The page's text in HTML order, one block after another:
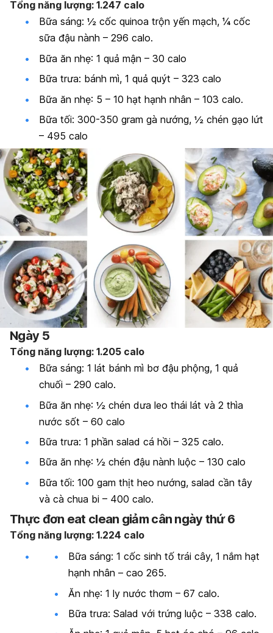
Tổng năng lượng: 1.247 calo
Bữa sáng: ½ cốc quinoa trộn yến mạch, ¼ cốc
sữa đậu nành – 296 calo.
Bữa ăn nhẹ: 1 quả mận – 30 calo
Bữa trưa: bánh mì, 1 quả quýt – 323 calo
Bữa ăn nhẹ: 5 – 10 hạt hạnh nhân – 103 calo.
Bữa tối: 300-350 gram gà nướng, ½ chén gạo lứt
– 495 calo
Ngày 5
Tổng năng lượng: 1.205 calo
Bữa sáng: 1 lát bánh mì bơ đậu phộng, 1 quả
chuối – 290 calo.
Bữa ăn nhẹ: ½ chén dưa leo thái lát và 2 thìa
nước sốt – 60 calo
Bữa trưa: 1 phần salad cá hồi – 325 calo.
Bữa ăn nhẹ: ½ chén đậu nành luộc – 130 calo
Bữa tối: 100 gam thịt heo nướng, salad cần tây
và cà chua bi – 400 calo.
Thực đơn eat clean giảm cân ngày thứ 6
Tổng năng lượng: 1.224 calo
Bữa sáng: 1 cốc sinh tố trái cây, 1 nắm hạt
hạnh nhân – cao 265.
Ăn nhẹ: 1 ly nước thơm – 67 calo.
Bữa trưa: Salad với trứng luộc – 338 calo.